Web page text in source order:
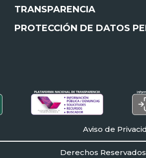
TRANSPARENCIA
PROTECCIÓN DE DATOS
Aviso de
Derechos